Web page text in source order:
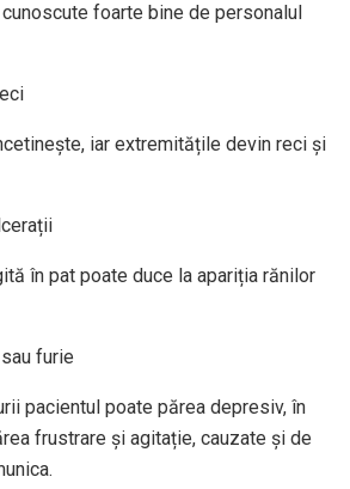
foarte bine de personalul
iar extremitățile devin reci și
în pat poate duce la apariția rănilor
furie
pacientul poate părea depresiv, în
frustrare și agitație, cauzate și de